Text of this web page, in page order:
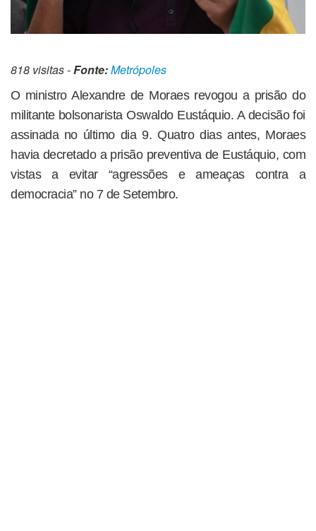
818 visitas -Fonte:Metrópoles
O ministro Alexandre de Moraes revogou a prisão do
militante bolsonarista Oswaldo Eustáquio. A decisão foi
assinada no último dia 9. Quatro dias antes, Moraes
havia decretado a prisão preventiva de Eustáquio, com
vistas a evitar “agressões e ameaças contra a
democracia” no 7 de Setembro.